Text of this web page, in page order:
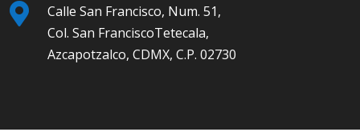

Calle San Francisco, Num. 51,
Col. San FranciscoTetecala,
Azcapotzalco, CDMX, C.P. 02730